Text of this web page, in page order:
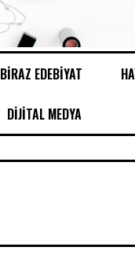
BİRAZ EDEBİYAT
DİJİTAL MEDYA